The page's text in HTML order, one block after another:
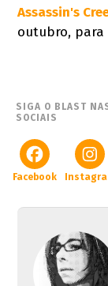
Assassin's
outubro, para
SIGA O BLAST
SOCIAIS
Facebook